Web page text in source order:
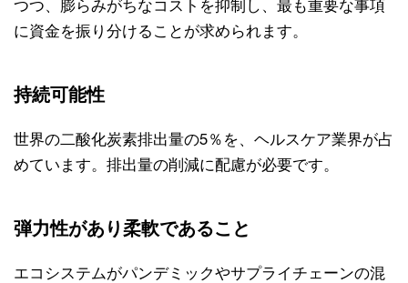
つつ、膨らみがちなコストを抑制し、最も重要な事項
に資金を振り分けることが求められます。
持続可能性
世界の二酸化炭素排出量の5％を、ヘルスケア業界が占
めています。排出量の削減に配慮が必要です。
弾力性があり柔軟であること
エコシステムがパンデミックやサプライチェーンの混